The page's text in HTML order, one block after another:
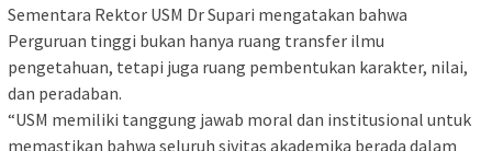
Sementara Rektor USM Dr Supari mengatakan bahwa
Perguruan tinggi bukan hanya ruang transfer ilmu
pengetahuan, tetapi juga ruang pembentukan karakter, nilai,
dan peradaban.
“USM memiliki tanggung jawab moral dan institusional untuk
memastikan bahwa seluruh sivitas akademika berada dalam